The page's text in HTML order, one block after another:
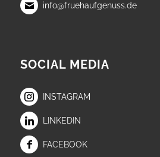
info@fruehaufgenuss.de
SOCIAL MEDIA
INSTAGRAM
LINKEDIN
FACEBOOK